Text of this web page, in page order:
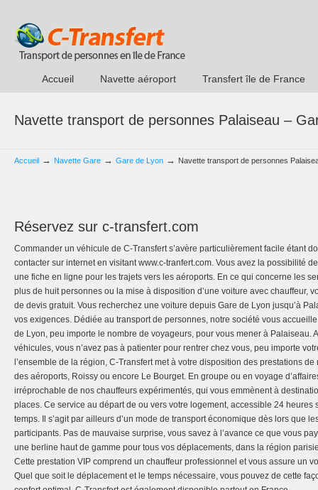
Accueil Navette aéroport Transfert île de France
Navette transport de personnes Palaiseau –
Accueil → Navette Gare → Gare de Lyon → Navette transport de personnes
Réservez sur c-transfert.com
Commander un véhicule de C-Transfert s’avère particulièrement facile étant
contacter sur internet en visitant www.c-tranfert.com. Vous avez la possibilité
une fiche en ligne pour les trajets vers les aéroports. En ce qui concerne les
plus de huit personnes ou la mise à disposition d’une voiture avec chauffeur,
de devis gratuit. Vous recherchez une voiture depuis Gare de Lyon jusqu’à
vos exigences. Dédiée au transport de personnes, notre société vous
de Lyon, peu importe le nombre de voyageurs, pour vous mener à Palaiseau.
véhicules, vous n’avez pas à patienter pour rentrer chez vous, peu importe
l’ensemble de la région, C-Transfert met à votre disposition des prestations
des aéroports, Roissy ou encore Le Bourget. En groupe ou en voyage
irréprochable de nos chauffeurs expérimentés, qui vous emmènent à
places. Ce service au départ de ou vers votre logement, accessible 24 heures
temps. Il s’agit par ailleurs d’un mode de transport économique dès lors que
participants. Pas de mauvaise surprise, vous savez à l’avance ce que vous
une berline haut de gamme pour tous vos déplacements, dans la région
Cette prestation VIP comprend un chauffeur professionnel et vous assure un
Quel que soit le déplacement et le temps nécessaire, vous pouvez de cette